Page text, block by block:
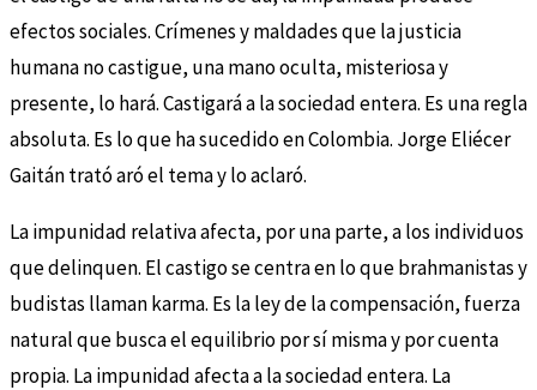
efectos sociales. Crímenes y maldades que la justicia
humana no castigue, una mano oculta, misteriosa y
presente, lo hará. Castigará a la sociedad entera. Es una regla
absoluta. Es lo que ha sucedido en Colombia. Jorge Eliécer
Gaitán trató aró el tema y lo aclaró.
La impunidad relativa afecta, por una parte, a los individuos
que delinquen. El castigo se centra en lo que brahmanistas y
budistas llaman karma. Es la ley de la compensación, fuerza
natural que busca el equilibrio por sí misma y por cuenta
propia. La impunidad afecta a la sociedad entera. La